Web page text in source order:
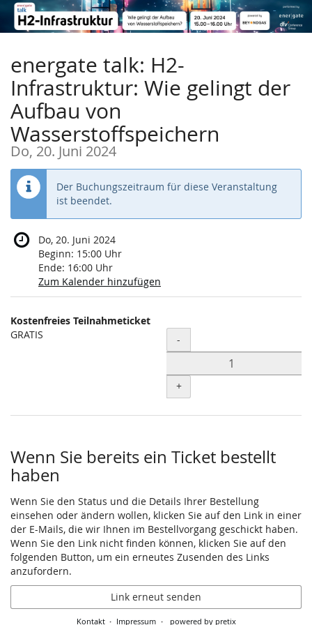
Zum
Haupt-
energate talk: H2-
Infrastruktur: Wie gelingt der
Aufbau von
Wasserstoffspeichern
Do, 20. Juni 2024
Der Buchungszeitraum für diese Veranstaltung
ist beendet.
Do, 20. Juni 2024
Beginn: 15:00 Uhr
Ende: 16:00 Uhr
Zum Kalender hinzufügen
Produkte
Unkategorisierte
Kostenfreies Teilnahmeticket
GRATIS
Menge
-
+
Wenn Sie bereits ein Ticket bestellt
haben
Wenn Sie den Status und die Details Ihrer Bestellung
einsehen oder ändern wollen, klicken Sie auf den Link in einer
der E-Mails, die wir Ihnen im Bestellvorgang geschickt haben.
Wenn Sie den Link nicht finden können, klicken Sie auf den
folgenden Button, um ein erneutes Zusenden des Links
anzufordern.
Link erneut senden
Kontakt Impressum powered by pretix